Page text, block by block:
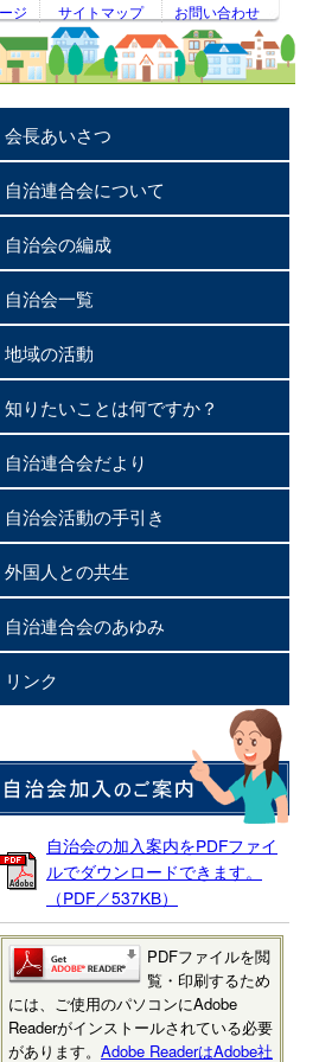
ジ サイトマップ お問い合わせ
会長あいさつ
自治連合会について
自治会の編成
自治会一覧
地域の活動
知りたいことは何ですか？
自治連合会だより
自治会活動の手引き
外国人との共生
自治連合会のあゆみ
リンク
自治会の加入案内をPDFファイ
ルでダウンロードできます。
（PDF／537KB）
PDFファイルを閲
覧・印刷するため
には、ご使用のパソコンにAdobe
Readerがインストールされている必要
があります。 Adobe ReaderはAdobe社